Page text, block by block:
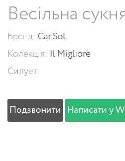
Весільна
Бренд: Car.Sol.
Колекція: Il Migliore
Силует:
Подзвонити Написати у